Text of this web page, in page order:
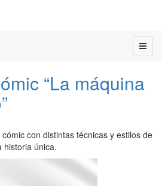
“La máquina
con distintas técnicas y estilos de
historia única.